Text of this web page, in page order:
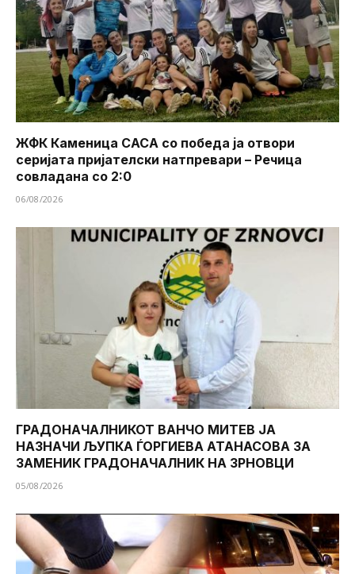
ЖФК Каменица САСА со победа ја отвори
серијата пријателски натпревари – Речица
совладана со 2:0
06/08/2026
ГРАДОНАЧАЛНИКОТ ВАНЧО МИТЕВ ЈА
НАЗНАЧИ ЉУПКА ЃОРГИЕВА АТАНАСОВА ЗА
ЗАМЕНИК ГРАДОНАЧАЛНИК НА ЗРНОВЦИ
05/08/2026